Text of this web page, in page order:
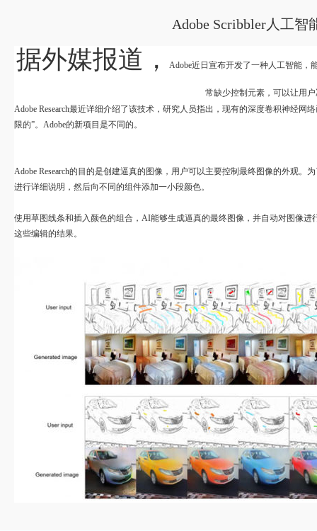
Adobe Scribbler人工
据外媒报道， Adobe近日宣布开发了一种人工智能
常缺少控制元素，可以让用
Adobe Research最近详细介绍了该技术，研究人员指出，现有的深度卷积神经
限的”。Adobe的新项目是不同的。
Adobe Research的目的是创建逼真的图像，用户可以主要控制最终图像的外观
进行详细说明，然后向不同的组件添加一小段颜色。
使用草图线条和插入颜色的组合， AI能够生成逼真的最终图像，并自动对图像
这些编辑的结果。